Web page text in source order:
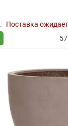
Поставка